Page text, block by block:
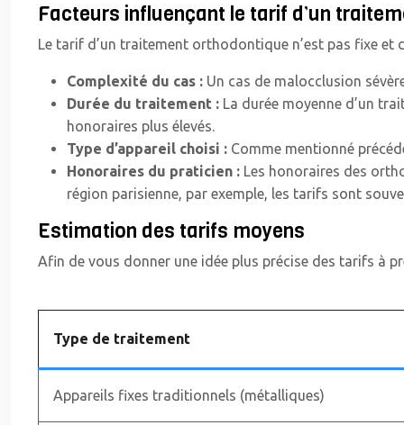
Facteurs influençant le tarif d’un
Le tarif d’un traitement orthodontique n’est pas fixe et
Complexité du cas : Un cas de malocclusion
Durée du traitement : La durée moyenne d’un
honoraires plus élevés.
Type d’appareil choisi : Comme mentionné
Honoraires du praticien : Les honoraires des
région parisienne, par exemple, les tarifs sont
Estimation des tarifs moyens
Afin de vous donner une idée plus précise des tarifs à
Type de traitement
Appareils fixes traditionnels (métalliques)